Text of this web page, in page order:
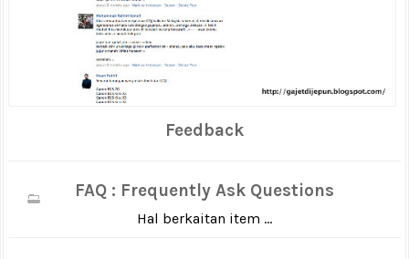
Feedback
FAQ : Frequently Ask Questions
Hal berkaitan item ...